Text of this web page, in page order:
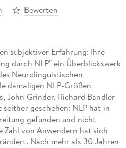
Bewerten
subjektiver Erfahrung: Ihre
durch NLP" ein Überblickswerk
Neurolinguistischen
damaligen NLP-Größen
John Grinder, Richard Bandler
geschehen: NLP hat in
gefunden und nicht
Zahl von Anwendern hat sich
Nach mehr als 30 Jahren